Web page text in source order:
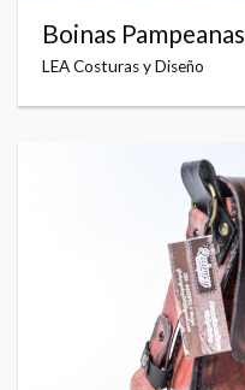
Boinas Pampeanas
LEA Costuras y Diseño